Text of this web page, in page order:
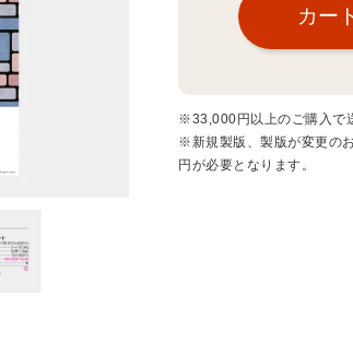
※33,000円以上のご購入で
※新規製版、製版が変更の
円が必要となります。